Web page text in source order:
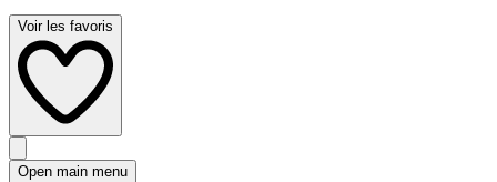
Voir les favoris
Open main menu